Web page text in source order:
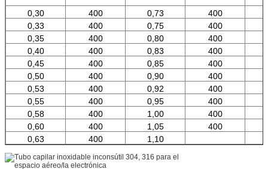
0,30
400 0,73 400
0,33
400 0,75 400
0,35
400 0,80 400
0,40
400 0,83 400
0,45
400 0,85 400
0,50
400 0,90 400
0,53
400 0,92 400
0,55
400 0,95 400
0,58
400 1,00 400
0,60
400 1,05 400
0,63
400 1,10